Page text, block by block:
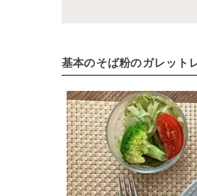
基本のそば粉のガレット